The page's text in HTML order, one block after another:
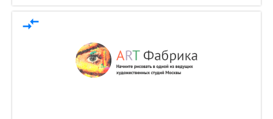
compare_arrows